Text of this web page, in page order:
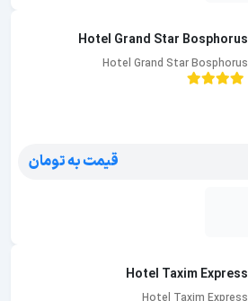
Hotel Grand Star Bosphorus
Hotel Grand Star Bosphorus
قیمت به تومان
Hotel Taxim Express